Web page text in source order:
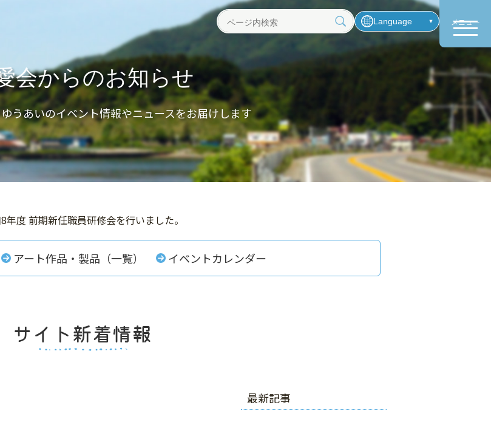
ペ
ジ
検
索
Language メニュー
会からのお知らせ
うあいのイベント情報やニュースをお届けします
年度 前期新任職員研修会を行いました。
アート作品・製品（一覧） イベントカレンダー
最新記事